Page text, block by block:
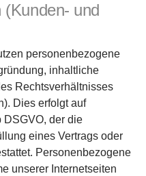
(Kunden- und
personenbezogene
inhaltliche
Rechtsverhältnisses
Dies erfolgt auf
DSGVO, der die
eines Vertrags oder
Personenbezogene
unserer Internetseiten